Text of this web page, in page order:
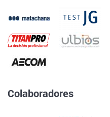
Colaboradores